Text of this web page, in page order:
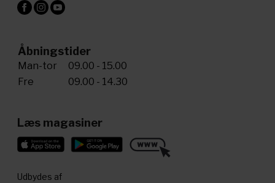
Åbningstider
Man-tor
09.00 - 15.00
Fre
09.00 - 14.30
Læs magasiner
Udbydes af